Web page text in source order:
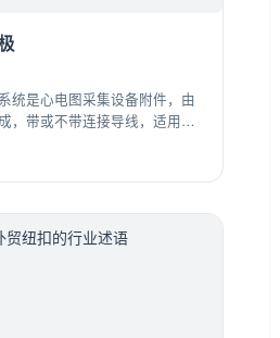
统是心电图采集设备附件，由
，带或不带连接导线，适用于